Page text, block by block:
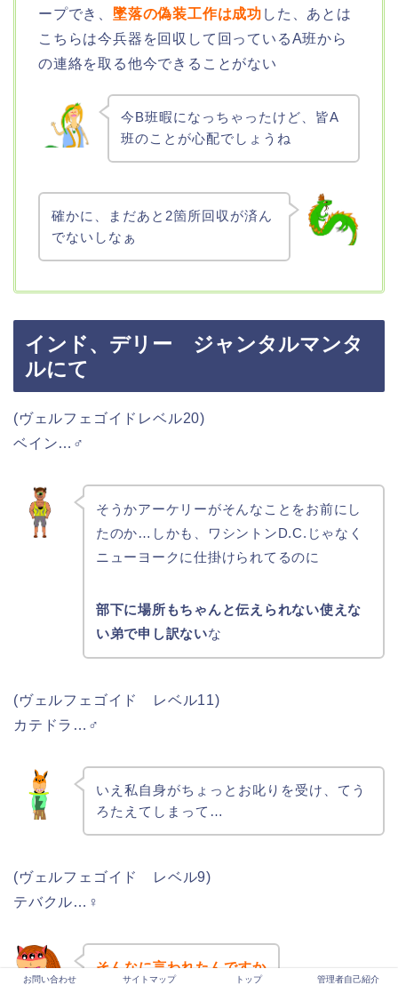
ープでき、 墜落の偽装工作は成功 した、あとは
こちらは今兵器を回収して回っているA班から
の連絡を取る他今できることがない
今B班暇になっちゃったけど、皆A
班のことが心配でしょうね
確かに、まだあと2箇所回収が済ん
でないしなぁ
インド、デリー ジャンタルマンタ
ルにて
(ヴェルフェゴイドレベル20)
ベイン…♂
そうかアーケリーがそんなことをお前にし
たのか…しかも、ワシントンD.C.じゃなく
ニューヨークに仕掛けられてるのに
部下に場所もちゃんと伝えられない使えな
い弟で申し訳ないな
(ヴェルフェゴイド レベル11)
カテドラ…♂
いえ私自身がちょっとお叱りを受け、てう
ろたえてしまって…
(ヴェルフェゴイド レベル9)
テバクル…♀
そんなに言われたんですか
お問い合わせ サイトマップ トップ 管理者自己紹介